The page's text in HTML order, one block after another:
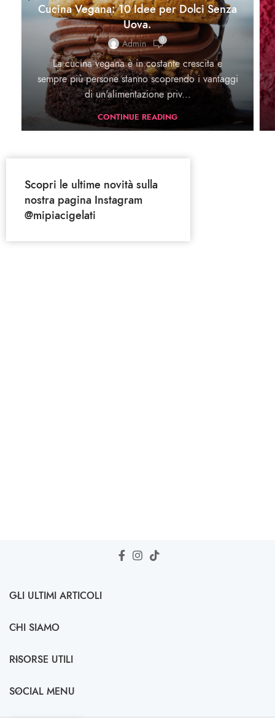
Cucina Vegana: 10 Idee per Dolci Senza
Uova.
Admin 0
La cucina vegana è in costante crescita e
sempre più persone stanno scoprendo i vantaggi
di un'alimentazione priv...
CONTINUE READING
Scopri le ultime novità sulla
nostra pagina Instagram
@mipiacigelati
GLI ULTIMI ARTICOLI
CHI SIAMO
RISORSE UTILI
SOCIAL MENU